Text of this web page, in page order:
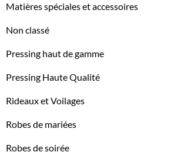
Matières spéciales et accessoires
Non classé
Pressing haut de gamme
Pressing Haute Qualité
Rideaux et Voilages
Robes de mariées
Robes de soirée